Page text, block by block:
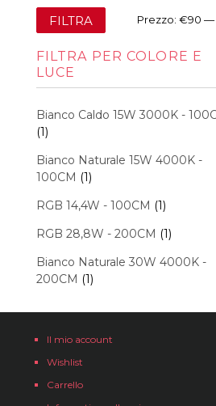
FILTRA Prezzo: €90 —
FILTRA PER COLORE E
LUCE
Bianco Caldo 15W 3000K -
(1)
Bianco Naturale 15W 4000K -
100CM (1)
RGB 14,4W - 100CM (1)
RGB 28,8W - 200CM (1)
Bianco Naturale 30W 4000K -
200CM (1)
Il mio account
Wishlist
Carrello